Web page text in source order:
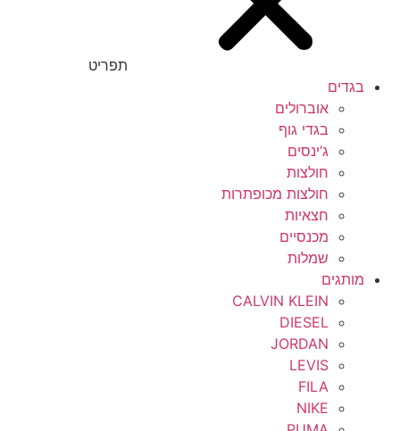
תפריט
בגדים
אוברולים
בגדי גוף
ג’ינסים
חולצות
חולצות מכופתרות
חצאיות
מכנסיים
שמלות
מותגים
CALVIN KLEIN
DIESEL
JORDAN
LEVIS
FILA
NIKE